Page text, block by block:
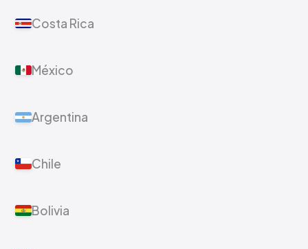
Costa Rica
México
Argentina
Chile
Bolivia